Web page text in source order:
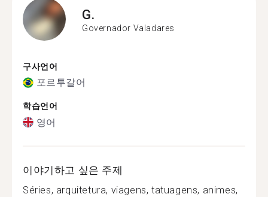
G.
Governador Valadares
구사언어
포르투갈어
학습언어
영어
이야기하고 싶은 주제
Séries, arquitetura, viagens, tatuagens, animes,